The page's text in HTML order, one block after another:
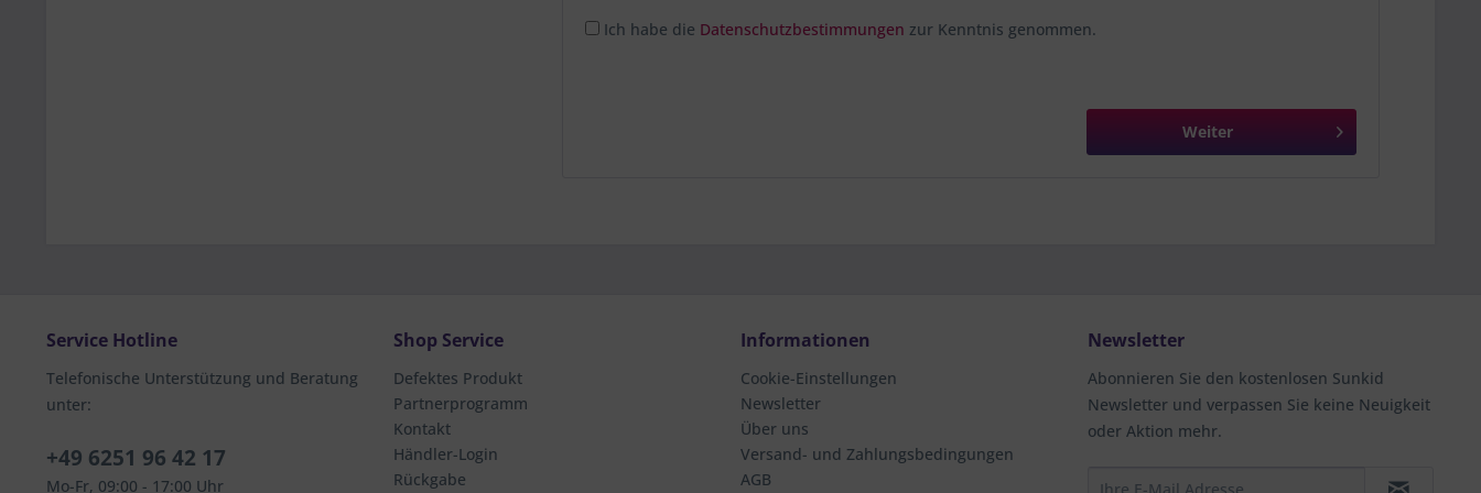
Ich habe die Datenschutzbestimmungen zur Kenntnis genommen.
Weiter
Service Hotline
Telefonische Unterstützung und Beratung
unter:
+49 6251 96 42 17
Mo-Fr, 09:00 - 17:00 Uhr
Shop Service
Defektes Produkt
Partnerprogramm
Kontakt
Händler-Login
Rückgabe
Informationen
Cookie-Einstellungen
Newsletter
Über uns
Versand- und Zahlungsbedingungen
AGB
Newsletter
Abonnieren Sie den kostenlosen Sunkid
Newsletter und verpassen Sie keine Neuigkeit
oder Aktion mehr.